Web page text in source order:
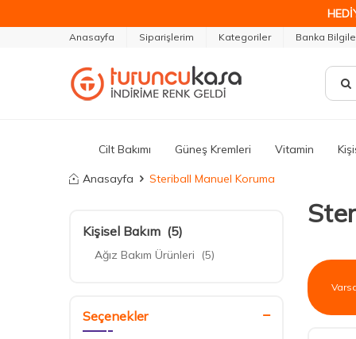
Anasayfa Siparişlerim Kategoriler Banka
Cilt Bakımı Güneş Kremleri Vitamin
Anasayfa Steriball Manuel Koruma
Kişisel Bakım (5)
Ağız Bakım Ürünleri (5)
Seçenekler